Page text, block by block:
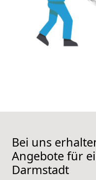
Bei uns
Angebote für
Darmstadt